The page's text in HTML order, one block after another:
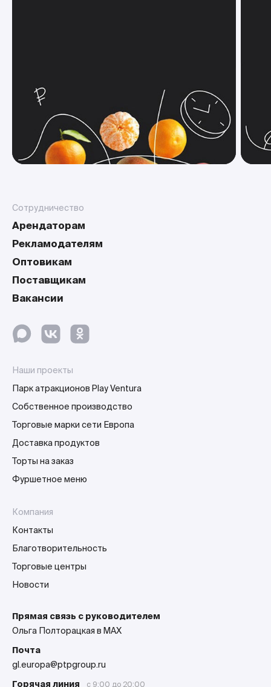
Сотрудничество
Арендаторам
Рекламодателям
Оптовикам
Поставщикам
Вакансии
Наши проекты
Парк атракционов Play Ventura
Собственное производство
Торговые марки сети Европа
Доставка продуктов
Торты на заказ
Фуршетное меню
Компания
Контакты
Благотворительность
Торговые центры
Новости
Прямая связь с руководителем
Ольга Полторацкая в MAX
Почта
gl.europa@ptpgroup.ru
Горячая линия
с 9:00 до 20:00